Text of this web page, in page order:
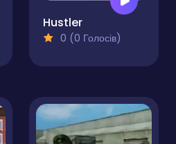
Hustler
0 (0 Голосів)